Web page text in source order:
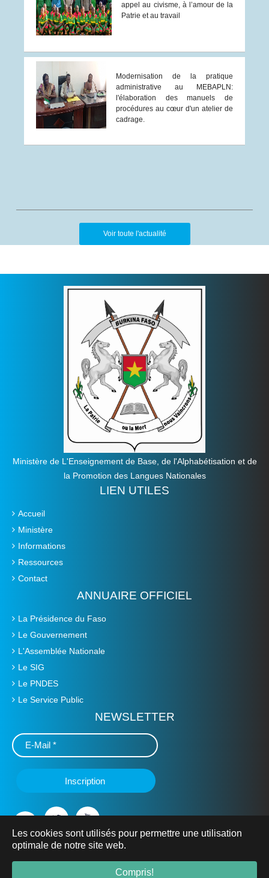
Les cookies sont utilisés pour permettre une utilisation
optimale de notre site web.
Compris!
appel au civisme, à l’amour de la
Patrie et au travail
Modernisation de la pratique
administrative au MEBAPLN:
l'élaboration des manuels de
procédures au cœur d'un atelier de
cadrage.
Voir toute l'actualité
Ministère de L'Enseignement de Base, de l'Alphabétisation et de
la Promotion des Langues Nationales
LIEN UTILES
Accueil
Ministère
Informations
Ressources
Contact
ANNUAIRE OFFICIEL
La Présidence du Faso
Le Gouvernement
L'Assemblée Nationale
Le SIG
Le PNDES
Le Service Public
NEWSLETTER
© 2019 Ministère de L'Education Nationale, de l'Alphabétisation
et de la Promotion des Langues Nationales -
- Tous